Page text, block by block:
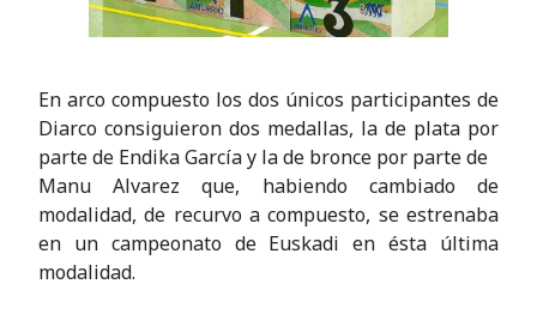
En arco compuesto los dos únicos participantes de
Diarco consiguieron dos medallas, la de plata por
parte de Endika García y la de bronce por parte de
Manu Alvarez que, habiendo cambiado de
modalidad, de recurvo a compuesto, se estrenaba
en un campeonato de Euskadi en ésta última
modalidad.